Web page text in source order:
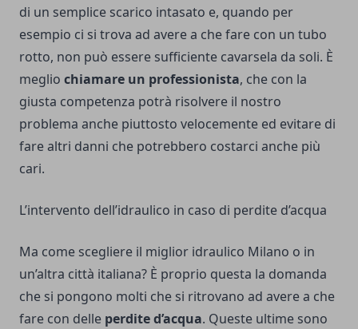
di un semplice scarico intasato e, quando per
esempio ci si trova ad avere a che fare con un tubo
rotto, non può essere sufficiente cavarsela da soli. È
meglio chiamare un professionista, che con la
giusta competenza potrà risolvere il nostro
problema anche piuttosto velocemente ed evitare di
fare altri danni che potrebbero costarci anche più
cari.
L’intervento dell’idraulico in caso di perdite d’acqua
Ma come scegliere il miglior idraulico Milano o in
un’altra città italiana? È proprio questa la domanda
che si pongono molti che si ritrovano ad avere a che
fare con delle perdite d’acqua. Queste ultime sono